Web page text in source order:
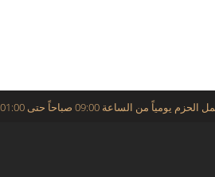
يومياً من الساعة 09:00 صباحاً حتى 01:00 فجرا